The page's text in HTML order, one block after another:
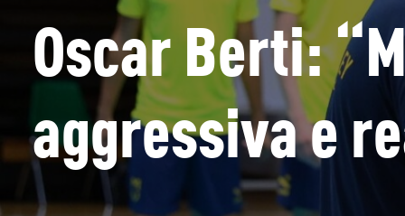
Oscar Berti:
aggressiva e